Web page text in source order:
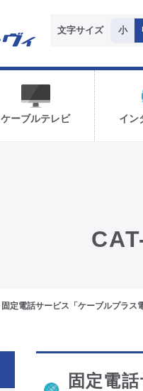
文字サイズ 小
ケーブルテレビ イン
固定電話サービス「ケーブルプラス
固定電